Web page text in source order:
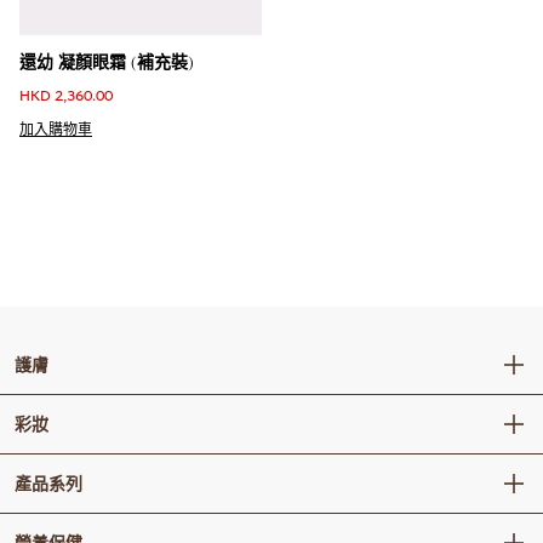
還幼 凝顏眼霜 (補充裝)
HKD 2,360.00
加入購物車
護膚
卸妝 / 潔顔
肌底精華
水乳
彩妝
面部彩妝
唇部彩妝
產品系列
秘貼